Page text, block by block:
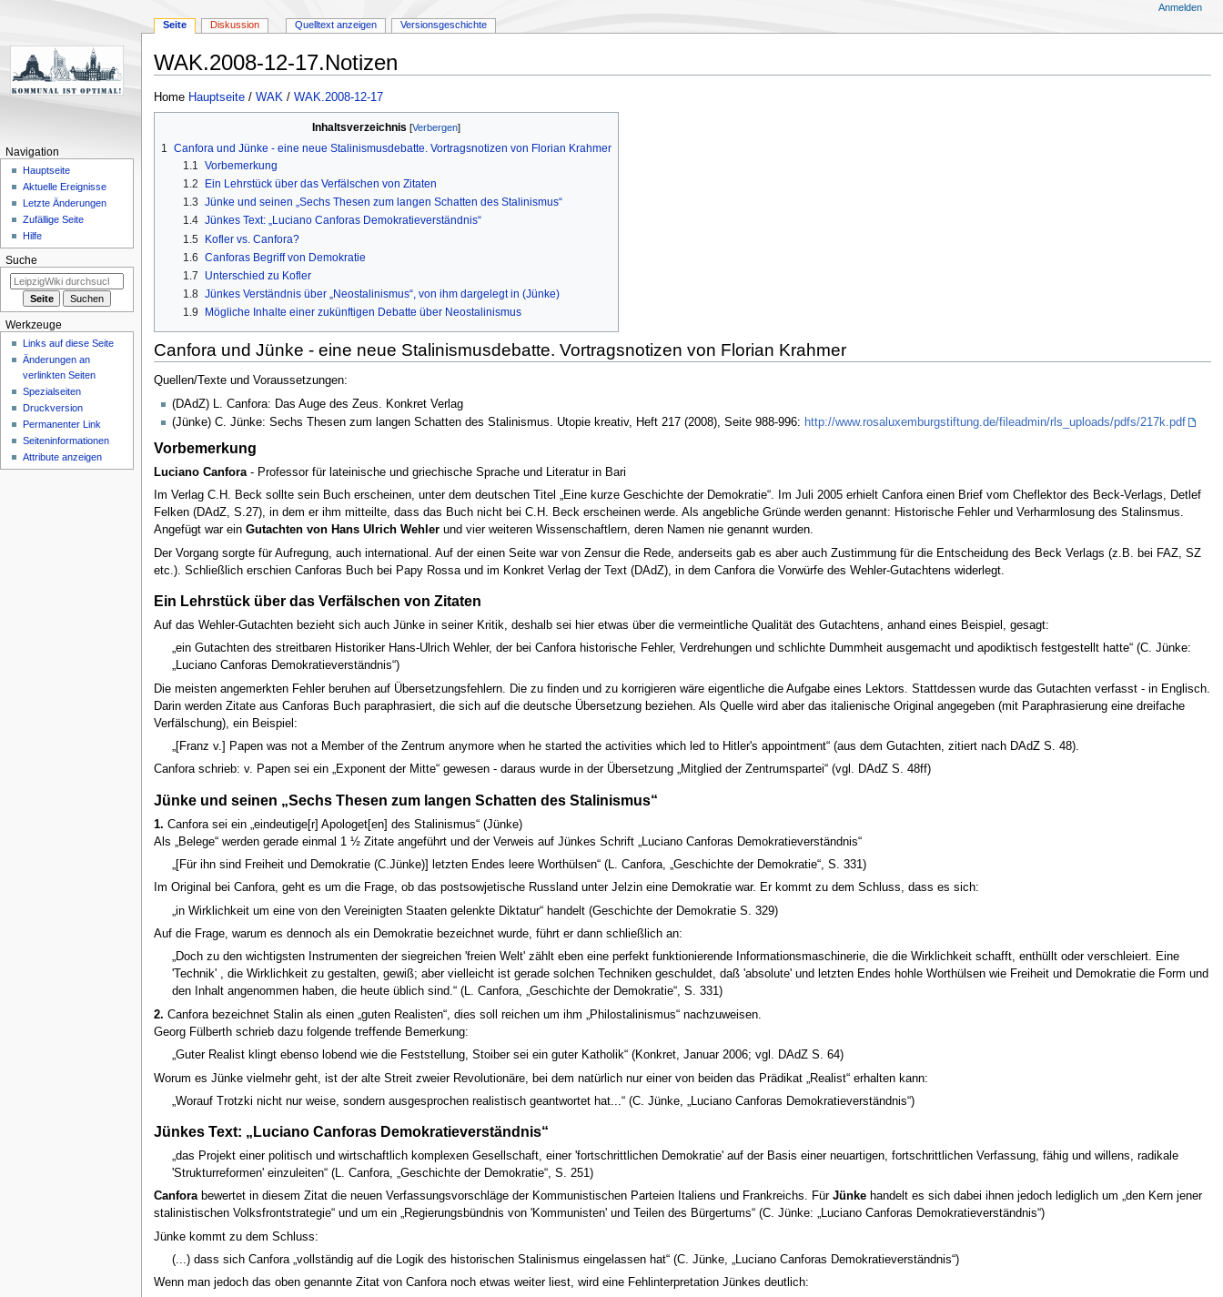
WAK.2008-12-17.Notizen
Zur
Navigation
Zur
Suche
Home Hauptseite/ WAK / WAK.2008-12-17
Inhaltsverzeichnis
1
Canfora und Jünke - eine neue Stalinismusdebatte. Vortragsnotizen von Florian Krahmer
1.1
Vorbemerkung
1.2
Ein Lehrstück über das Verfälschen von Zitaten
1.3 Jünke und seinen „Sechs Thesen zum langen Schatten des Stalinismus“
1.4 Jünkes Text: „Luciano Canforas Demokratieverständnis“
1.5 Kofler vs. Canfora?
1.6 Canforas Begriff von Demokratie
1.7
Unterschied zu Kofler
1.8 Jünkes Verständnis über „Neostalinismus“, von ihm dargelegt in (Jünke)
1.9
Mögliche Inhalte einer zukünftigen Debatte über Neostalinismus
Canfora und Jünke - eine neue Stalinismusdebatte. Vortragsnotizen von Florian Krahmer
Quellen/Texte und Voraussetzungen:
(DAdZ) L. Canfora: Das Auge des Zeus. Konkret Verlag
(Jünke) C. Jünke: Sechs Thesen zum langen Schatten des Stalinismus. Utopie kreativ, Heft 217 (2008), Seite 988-996: http://www.rosaluxemburgstiftung.de/fileadmin/rls_uploads/pdfs/217k.pdf
Vorbemerkung
Luciano Canfora- Professor für lateinische und griechische Sprache und Literatur in Bari
Im Verlag C.H. Beck sollte sein Buch erscheinen, unter dem deutschen Titel „Eine kurze Geschichte der Demokratie“. Im Juli 2005 erhielt Canfora einen Brief vom Cheflektor des Beck-Verlags, Detlef
Felken (DAdZ, S.27), in dem er ihm mitteilte, dass das Buch nicht bei C.H. Beck erscheinen werde. Als angebliche Gründe werden genannt: Historische Fehler und Verharmlosung des Stalinsmus.
Angefügt war ein Gutachten von Hans Ulrich Wehlerund vier weiteren Wissenschaftlern, deren Namen nie genannt wurden.
Der Vorgang sorgte für Aufregung, auch international. Auf der einen Seite war von Zensur die Rede, anderseits gab es aber auch Zustimmung für die Entscheidung des Beck Verlags (z.B. bei FAZ, SZ
etc.). Schließlich erschien Canforas Buch bei Papy Rossa und im Konkret Verlag der Text (DAdZ), in dem Canfora die Vorwürfe des Wehler-Gutachtens widerlegt.
Ein Lehrstück über das Verfälschen von Zitaten
Auf das Wehler-Gutachten bezieht sich auch Jünke in seiner Kritik, deshalb sei hier etwas über die vermeintliche Qualität des Gutachtens, anhand eines Beispiel, gesagt:
„ein Gutachten des streitbaren Historiker Hans-Ulrich Wehler, der bei Canfora historische Fehler, Verdrehungen und schlichte Dummheit ausgemacht und apodiktisch festgestellt hatte“ (C. Jünke:
„Luciano Canforas Demokratieverständnis“)
Die meisten angemerkten Fehler beruhen auf Übersetzungsfehlern. Die zu finden und zu korrigieren wäre eigentliche die Aufgabe eines Lektors. Stattdessen wurde das Gutachten verfasst - in Englisch.
Darin werden Zitate aus Canforas Buch paraphrasiert, die sich auf die deutsche Übersetzung beziehen. Als Quelle wird aber das italienische Original angegeben (mit Paraphrasierung eine dreifache
Verfälschung), ein Beispiel:
„[Franz v.] Papen was not a Member of the Zentrum anymore when he started the activities which led to Hitler's appointment“ (aus dem Gutachten, zitiert nach DAdZ S. 48).
Canfora schrieb: v. Papen sei ein „Exponent der Mitte“ gewesen - daraus wurde in der Übersetzung „Mitglied der Zentrumspartei“ (vgl. DAdZ S. 48ff)
Jünke und seinen „Sechs Thesen zum langen Schatten des Stalinismus“
1. Canfora sei ein „eindeutige[r] Apologet[en] des Stalinismus“ (Jünke)
Als „Belege“ werden gerade einmal 1 ½ Zitate angeführt und der Verweis auf Jünkes Schrift „Luciano Canforas Demokratieverständnis“
„[Für ihn sind Freiheit und Demokratie (C.Jünke)] letzten Endes leere Worthülsen“ (L. Canfora, „Geschichte der Demokratie“, S. 331)
Im Original bei Canfora, geht es um die Frage, ob das postsowjetische Russland unter Jelzin eine Demokratie war. Er kommt zu dem Schluss, dass es sich:
„in Wirklichkeit um eine von den Vereinigten Staaten gelenkte Diktatur“ handelt (Geschichte der Demokratie S. 329)
Auf die Frage, warum es dennoch als ein Demokratie bezeichnet wurde, führt er dann schließlich an:
„Doch zu den wichtigsten Instrumenten der siegreichen 'freien Welt' zählt eben eine perfekt funktionierende Informationsmaschinerie, die die Wirklichkeit schafft, enthüllt oder verschleiert. Eine
'Technik' , die Wirklichkeit zu gestalten, gewiß; aber vielleicht ist gerade solchen Techniken geschuldet, daß 'absolute' und letzten Endes hohle Worthülsen wie Freiheit und Demokratie die Form und
den Inhalt angenommen haben, die heute üblich sind.“ (L. Canfora, „Geschichte der Demokratie“, S. 331)
2. Canfora bezeichnet Stalin als einen „guten Realisten“, dies soll reichen um ihm „Philostalinismus“ nachzuweisen.
Georg Fülberth schrieb dazu folgende treffende Bemerkung:
„Guter Realist klingt ebenso lobend wie die Feststellung, Stoiber sei ein guter Katholik“ (Konkret, Januar 2006; vgl. DAdZ S. 64)
Worum es Jünke vielmehr geht, ist der alte Streit zweier Revolutionäre, bei dem natürlich nur einer von beiden das Prädikat „Realist“ erhalten kann:
„Worauf Trotzki nicht nur weise, sondern ausgesprochen realistisch geantwortet hat...“ (C. Jünke, „Luciano Canforas Demokratieverständnis“)
Jünkes Text: „Luciano Canforas Demokratieverständnis“
„das Projekt einer politisch und wirtschaftlich komplexen Gesellschaft, einer 'fortschrittlichen Demokratie' auf der Basis einer neuartigen, fortschrittlichen Verfassung, fähig und willens, radikale
'Strukturreformen' einzuleiten“ (L. Canfora, „Geschichte der Demokratie“, S. 251)
Canforabewertet in diesem Zitat die neuen Verfassungsvorschläge der Kommunistischen Parteien Italiens und Frankreichs. Für Jünkehandelt es sich dabei ihnen jedoch lediglich um „den Kern jener
stalinistischen Volksfrontstrategie“ und um ein „Regierungsbündnis von 'Kommunisten' und Teilen des Bürgertums“ (C. Jünke: „Luciano Canforas Demokratieverständnis“)
Jünke kommt zu dem Schluss:
(...) dass sich Canfora „vollständig auf die Logik des historischen Stalinismus eingelassen hat“ (C. Jünke, „Luciano Canforas Demokratieverständnis“)
Wenn man jedoch das oben genannte Zitat von Canfora noch etwas weiter liest, wird eine Fehlinterpretation Jünkes deutlich:
Seite Diskussion Quelltext anzeigen Versionsgeschichte
Anmelden
Navigation
Hauptseite
Aktuelle Ereignisse
Letzte Änderungen
Zufällige Seite
Hilfe
Suche
Werkzeuge
Links auf diese Seite
Änderungen an
verlinkten Seiten
Spezialseiten
Druckversion
Permanenter Link
Seiten­informationen
Attribute anzeigen